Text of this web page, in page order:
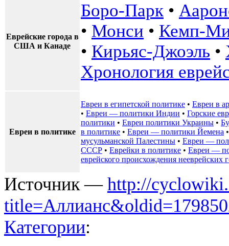
Еврейские города в
США и Канаде
Боро-Парк •
• Монси • Кемп-
• Кирьяс-Джоэль •
Хронология
Евреи в политике
Евреи в египетской политике • Евреи в
• Евреи — политики Индии • Горские
политики • Евреи политики Украины •
в политике • Евреи — политики Йемена
мусульманской Палестины • Евреи —
СССР • Еврейки в политике • Евреи —
еврейского происхождения нееврейских
Источник — http://
Категории: